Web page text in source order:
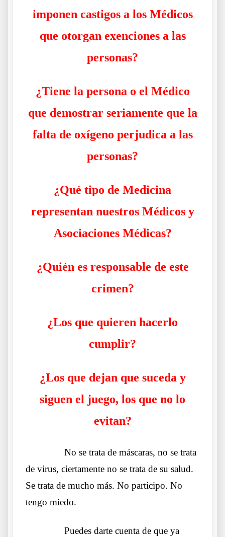
imponen castigos a los Médicos
que otorgan exenciones a las
personas?
¿Tiene la persona o el Médico
que demostrar seriamente que la
falta de oxígeno perjudica a las
personas?
¿Qué tipo de Medicina
representan nuestros Médicos y
Asociaciones Médicas?
¿Quién es responsable de este
crimen?
¿Los que quieren hacerlo
cumplir?
¿Los que dejan que suceda y
siguen el juego, los que no lo
evitan?
No se trata de máscaras, no se trata
de virus, ciertamente no se trata de su salud.
Se trata de mucho más. No participo. No
tengo miedo.
Puedes darte cuenta de que ya